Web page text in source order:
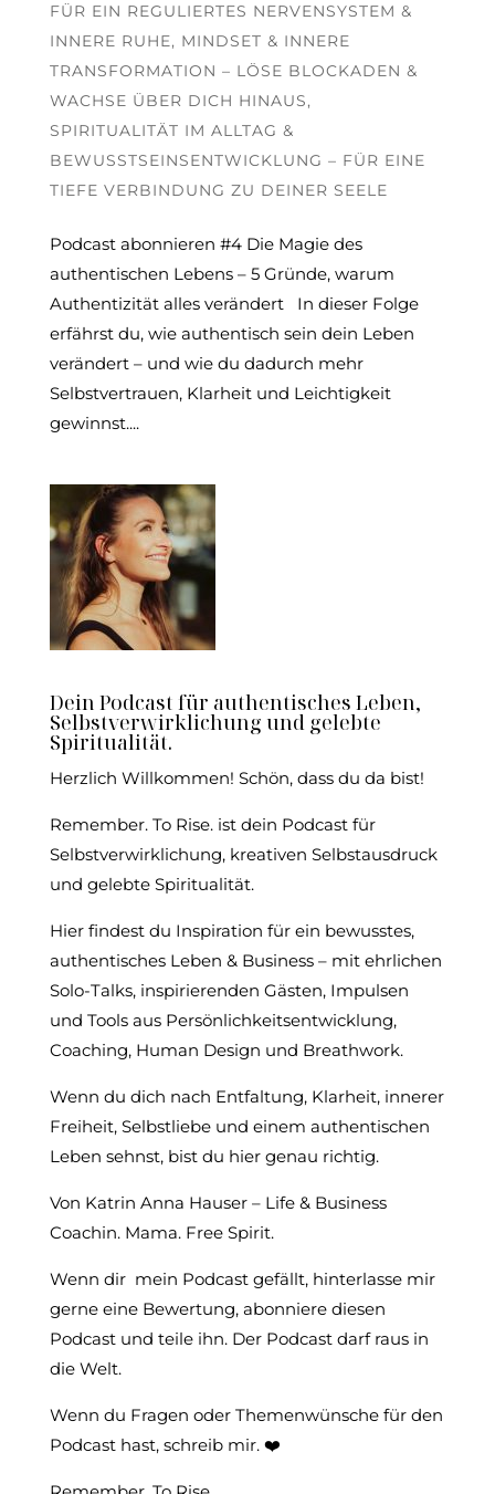
FÜR EIN REGULIERTES NERVENSYSTEM &
INNERE RUHE, MINDSET & INNERE
TRANSFORMATION – LÖSE BLOCKADEN &
WACHSE ÜBER DICH HINAUS,
SPIRITUALITÄT IM ALLTAG &
BEWUSSTSEINSENTWICKLUNG – FÜR EINE
TIEFE VERBINDUNG ZU DEINER SEELE
Podcast abonnieren #4 Die Magie des
authentischen Lebens – 5 Gründe, warum
Authentizität alles verändert In dieser Folge
erfährst du, wie authentisch sein dein Leben
verändert – und wie du dadurch mehr
Selbstvertrauen, Klarheit und Leichtigkeit
gewinnst....
Dein Podcast für authentisches Leben,
Selbstverwirklichung und gelebte
Spiritualität.
Herzlich Willkommen! Schön, dass du da bist!
Remember. To Rise. ist dein Podcast für
Selbstverwirklichung, kreativen Selbstausdruck
und gelebte Spiritualität.
Hier findest du Inspiration für ein bewusstes,
authentisches Leben & Business – mit ehrlichen
Solo-Talks, inspirierenden Gästen, Impulsen
und Tools aus Persönlichkeitsentwicklung,
Coaching, Human Design und Breathwork.
Wenn du dich nach Entfaltung, Klarheit, innerer
Freiheit, Selbstliebe und einem authentischen
Leben sehnst, bist du hier genau richtig.
Von Katrin Anna Hauser – Life & Business
Coachin. Mama. Free Spirit.
Wenn dir mein Podcast gefällt, hinterlasse mir
gerne eine Bewertung, abonniere diesen
Podcast und teile ihn. Der Podcast darf raus in
die Welt.
Wenn du Fragen oder Themenwünsche für den
Podcast hast, schreib mir. ❤️